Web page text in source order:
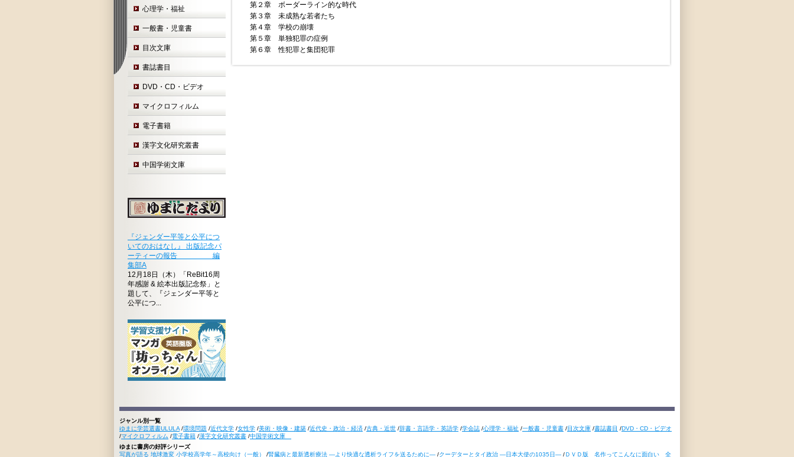
心理学・福祉
一般書・児童書
目次文庫
書誌書目
DVD・CD・ビデオ
マイクロフィルム
電子書籍
漢字文化研究叢書
中国学術文庫
『ジェンダー平等と公平につ
いてのおはなし』 出版記念パ
ーティーの報告 編
集部A
12月18日（木）「ReBit16周
年感謝 & 絵本出版記念祭」と
題して、『ジェンダー平等と
公平につ...
第２章 ボーダーライン的な時代
第３章 未成熟な若者たち
第４章 学校の崩壊
第５章 単独犯罪の症例
第６章 性犯罪と集団犯罪
ジャンル別一覧
ゆまに学芸選書ULULA /環境問題 /近代文学 /女性学 /美術・映像・建築 /近代史・政治・経済 /古典・近世 /辞書・言語学・英語学 /学会誌 /心理学・福祉 /一般書・児童書 /目次文庫 /書誌書目 /DVD・CD・ビデオ
/マイクロフィルム /電子書籍 /漢字文化研究叢書 /中国学術文庫
ゆまに書房の好評シリーズ
写真が語る 地球激変 小学校高学年～高校向け（一般）
/腎臓病と最新透析療法 ―より快適な透析ライフを送るために― /クーデターとタイ政治 ―日本大使の1035日― /ＤＶＤ版 名作ってこんなに面白い 全